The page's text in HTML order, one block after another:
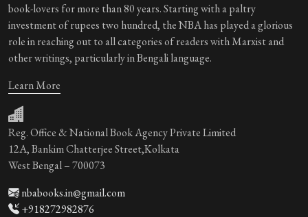
book-lovers for more than 80 years. Starting with a paltry
investment of rupees two hundred, the NBA has played a glorious
role in reaching out to all categories of readers with Marxist and
other writings, particularly in Bengali language.
Learn More
Reg. Office & National Book Agency Private Limited
12A, Bankim Chatterjee Street,Kolkata
West Bengal – 700073
nbabooks.in@gmail.com
+918272982876